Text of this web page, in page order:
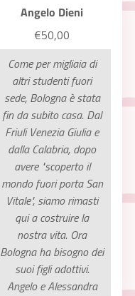
Angelo Dieni
€50,00
Come per migliaia di
altri studenti fuori
sede, Bologna è stata
fin da subito casa. Dal
Friuli Venezia Giulia e
dalla Calabria, dopo
avere "scoperto il
mondo fuori porta San
Vitale", siamo rimasti
qui a costruire la
nostra vita. Ora
Bologna ha bisogno dei
suoi figli adottivi.
Angelo e Alessandra